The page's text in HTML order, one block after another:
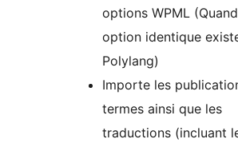
options WPML
option identique
Polylang)
Importe les
termes ainsi que les
traductions (incluant